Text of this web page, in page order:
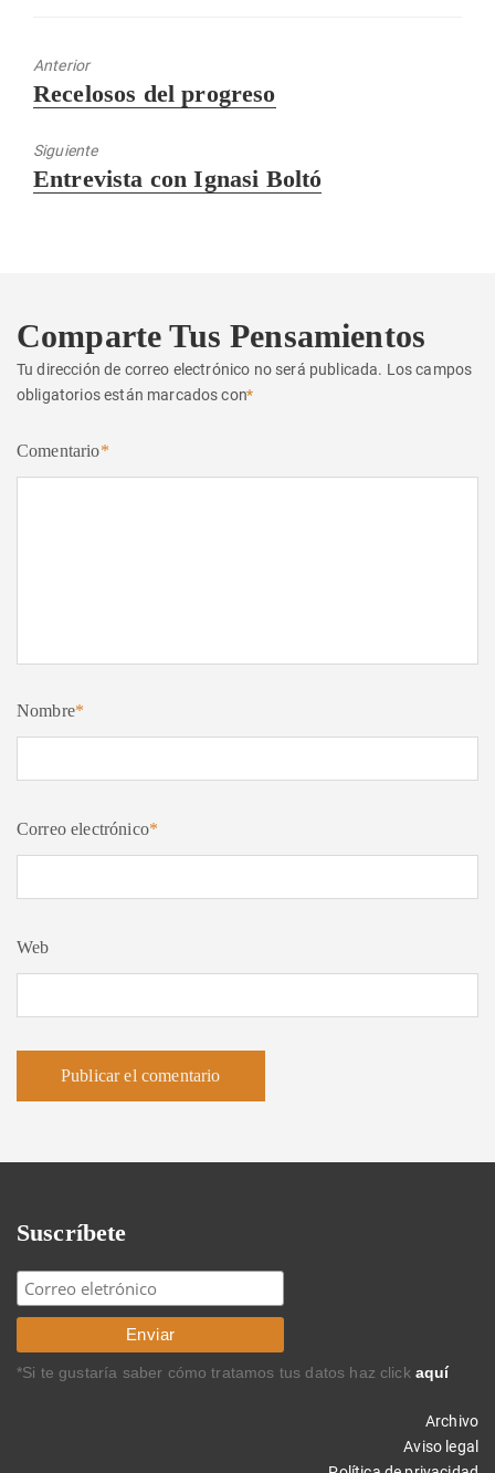
Anterior
Entrada
Recelosos del progreso
Siguiente
Entrada
Entrevista con Ignasi Boltó
Comparte Tus Pensamientos
Tu dirección de correo electrónico no será publicada. Los campos
obligatorios están marcados con*
Comentario*
Nombre*
Correo electrónico*
Web
Suscríbete
*Si te gustaría saber cómo tratamos tus datos haz click aquí
Archivo
Aviso legal